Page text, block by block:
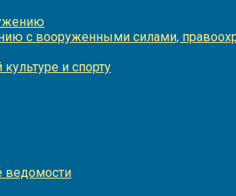
с вооруженными силами,
и спорту
ведомости